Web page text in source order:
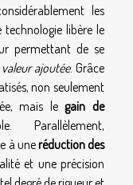
les
libère le
permettant de se
valeur ajoutée. Grâce
non seulement
mais legain de
Parallèlement,
à uneréduction des
et une précision